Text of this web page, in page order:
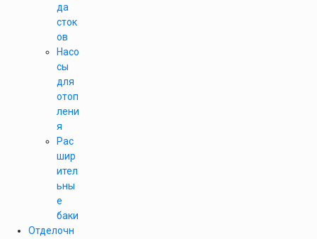
да
сток
ов
Насо
сы
для
отоп
лени
я
Рас
шир
ител
ьны
е
баки
Отделочн